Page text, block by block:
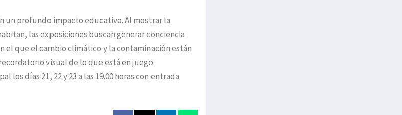
un profundo impacto educativo. Al mostrar la
las exposiciones buscan generar conciencia
el que el cambio climático y la contaminación están
visual de lo que está en juego.
días 21, 22 y 23 a las 19.00 horas con entrada